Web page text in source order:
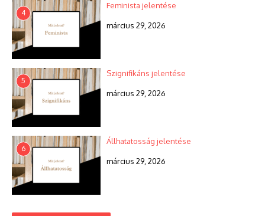
4
Feminista jelentése
március 29, 2026
5
Szignifikáns jelentése
március 29, 2026
6
Állhatatosság jelentése
március 29, 2026